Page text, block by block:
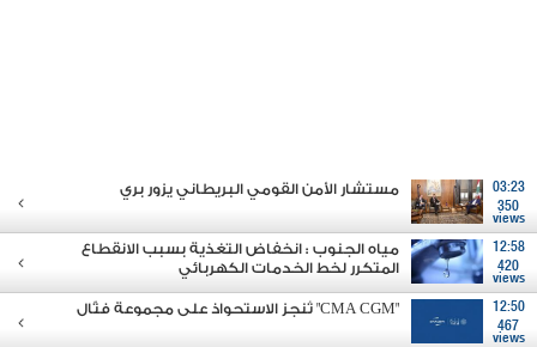
03:23
350
views
مستشار الأمن القومي البريطاني يزور بري
12:58
420
views
مياه الجنوب : انخفاض التغذية بسبب الانقطاع
المتكرر لخط الخدمات الكهربائي
12:50
467
views
"CMA CGM" تُنجز الاستحواذ على مجموعة فتّال